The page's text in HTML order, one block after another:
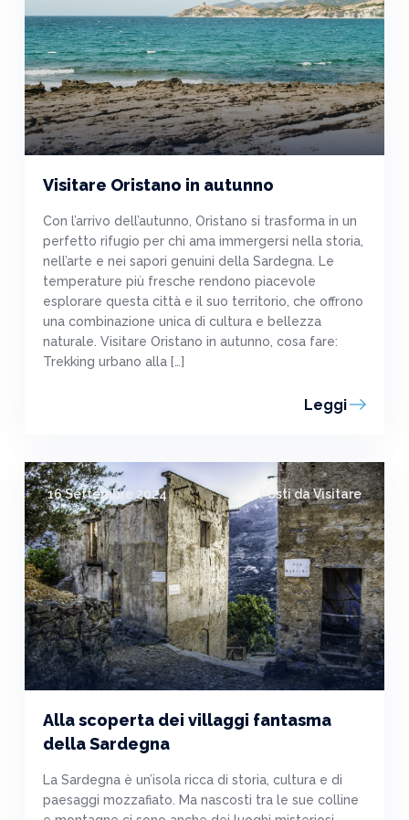
Visitare Oristano in autunno
Con l’arrivo dell’autunno, Oristano si trasforma in un
perfetto rifugio per chi ama immergersi nella storia,
nell’arte e nei sapori genuini della Sardegna. Le
temperature più fresche rendono piacevole
esplorare questa città e il suo territorio, che offrono
una combinazione unica di cultura e bellezza
naturale. Visitare Oristano in autunno, cosa fare:
Trekking urbano alla […]
Leggi
16 Settembre 2024 Posti da Visitare
Alla scoperta dei villaggi fantasma
della Sardegna
La Sardegna è un’isola ricca di storia, cultura e di
paesaggi mozzafiato. Ma nascosti tra le sue colline